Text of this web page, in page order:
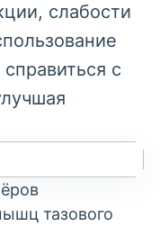
слабости
с
тазового